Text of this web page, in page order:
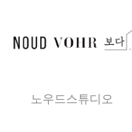
노우드스튜디오